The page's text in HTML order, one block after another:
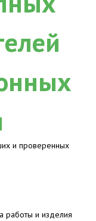
и проверенных
работы и изделия